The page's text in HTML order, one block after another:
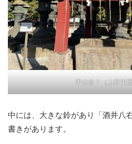
手水舎？（上野東照
中には、大きな鈴があり「酒井八
書きがあります。